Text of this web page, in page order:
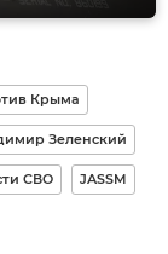
Крыма
Зеленский
СВО JASSM